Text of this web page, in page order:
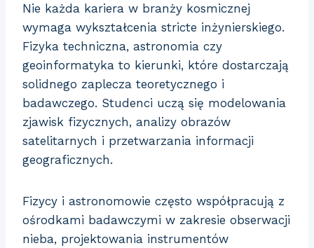
Nie każda kariera w branży kosmicznej
wymaga wykształcenia stricte inżynierskiego.
Fizyka techniczna, astronomia czy
geoinformatyka to kierunki, które dostarczają
solidnego zaplecza teoretycznego i
badawczego. Studenci uczą się modelowania
zjawisk fizycznych, analizy obrazów
satelitarnych i przetwarzania informacji
geograficznych.
Fizycy i astronomowie często współpracują z
ośrodkami badawczymi w zakresie obserwacji
nieba, projektowania instrumentów